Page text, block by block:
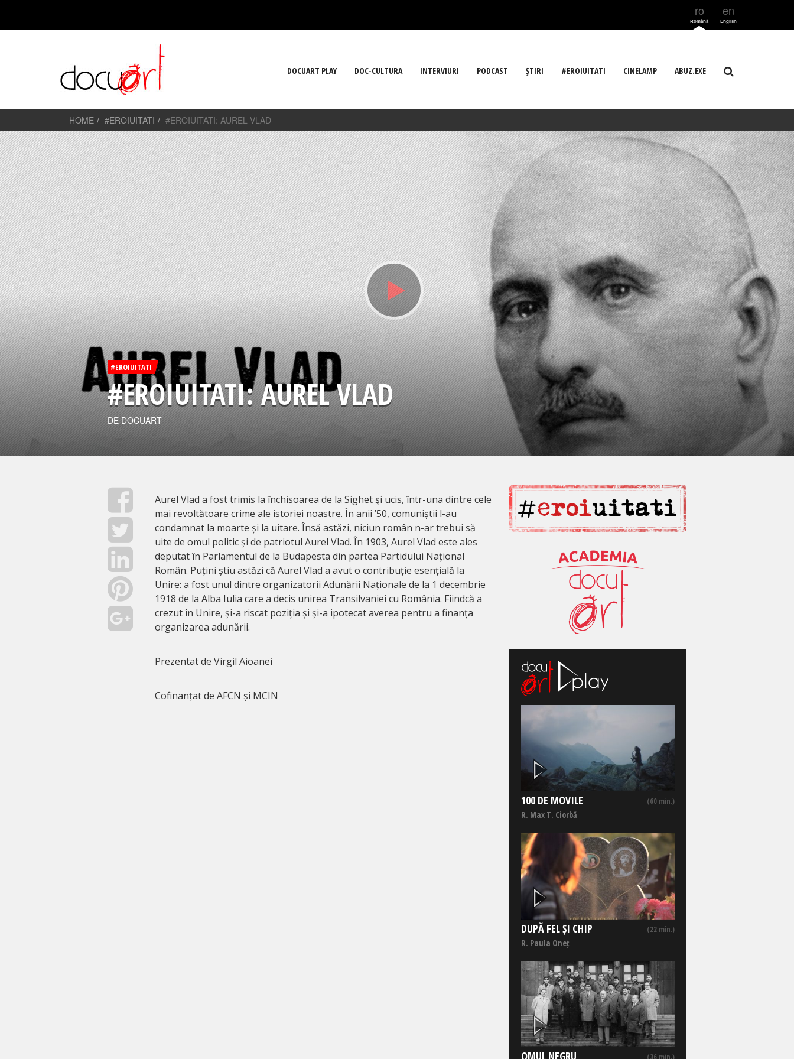
ro
Română
en
English
DOCUART PLAY DOC-CULTURA INTERVIURI PODCAST ŞTIRI #EROIUITATI CINELAMP ABUZ.EXE
HOME #EROIUITATI #EROIUITATI: AUREL VLAD
#EROIUITATI
#EROIUITATI: AUREL VLAD
DE DOCUART
Aurel Vlad a fost trimis la închisoarea de la Sighet şi ucis, într-una dintre cele
mai revoltătoare crime ale istoriei noastre. În anii ’50, comuniștii l-au
condamnat la moarte și la uitare. Însă astăzi, niciun român n-ar trebui să
uite de omul politic și de patriotul Aurel Vlad. În 1903, Aurel Vlad este ales
deputat în Parlamentul de la Budapesta din partea Partidului Național
Român. Puțini știu astăzi că Aurel Vlad a avut o contribuție esențială la
Unire: a fost unul dintre organizatorii Adunării Naționale de la 1 decembrie
1918 de la Alba Iulia care a decis unirea Transilvaniei cu România. Fiindcă a
crezut în Unire, și-a riscat poziția și și-a ipotecat averea pentru a finanța
organizarea adunării.
Prezentat de Virgil Aioanei
Cofinanțat de AFCN și MCIN
100 DE MOVILE (60 min.)
R. Max T. Ciorbă
DUPĂ FEL ȘI CHIP (22 min.)
R. Paula Oneț
OMUL NEGRU (36 min.)